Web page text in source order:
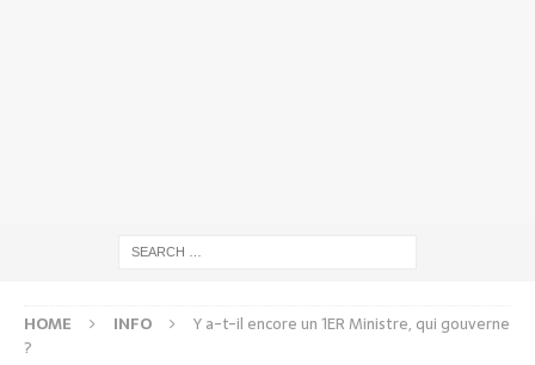
HOME INFO
Y a-t-il encore un 1ER Ministre, qui gouverne
?